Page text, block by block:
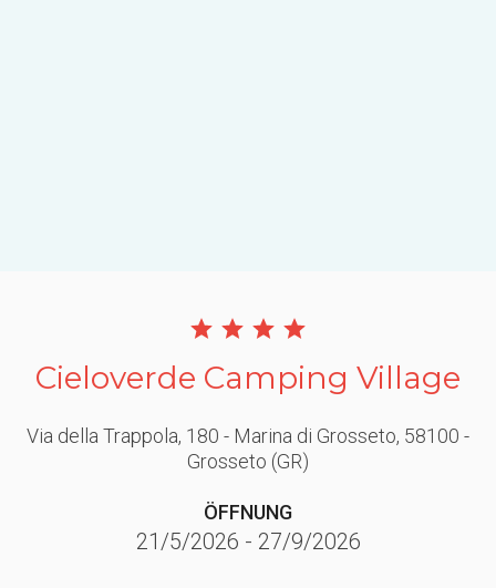
Cieloverde Camping Village
Via della Trappola, 180 - Marina di Grosseto, 58100 -
Grosseto (GR)
ÖFFNUNG
21/5/2026 - 27/9/2026